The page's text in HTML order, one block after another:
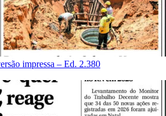
impressa – Ed. 2.380